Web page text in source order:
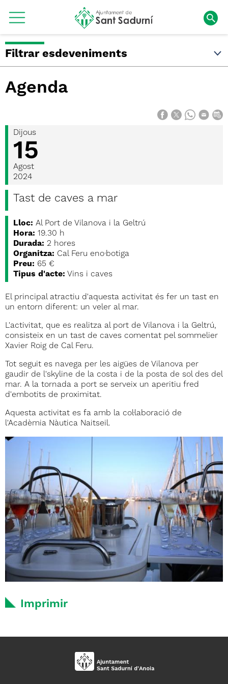
Filtrar esdeveniments
Agenda
Dijous
15
Agost
2024
Tast de caves a mar
Lloc: Al Port de Vilanova i la Geltrú
Hora: 19.30 h
Durada: 2 hores
Organitza: Cal Feru eno·botiga
Preu: 65 €
Tipus d'acte: Vins i caves
El principal atractiu d'aquesta activitat és fer un tast en
un entorn diferent: un veler al mar.
L'activitat, que es realitza al port de Vilanova i la Geltrú,
consisteix en un tast de caves comentat pel sommelier
Xavier Roig de Cal Feru.
Tot seguit es navega per les aigües de Vilanova per
gaudir de l'skyline de la costa i de la posta de sol des del
mar. A la tornada a port se serveix un aperitiu fred
d'embotits de proximitat.
Aquesta activitat es fa amb la col·laboració de
l'Acadèmia Nàutica Naitseil.
Imprimir